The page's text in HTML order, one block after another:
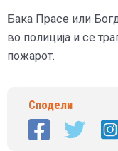
Бака Прасе или
во полиција и се
пожарот.
Сподели